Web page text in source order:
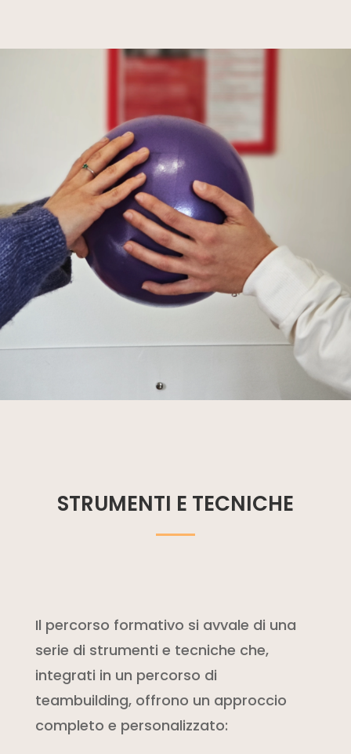
STRUMENTI E TECNICHE
Il percorso formativo si avvale di una
serie di strumenti e tecniche che,
integrati in un percorso di
teambuilding, offrono un approccio
completo e personalizzato: